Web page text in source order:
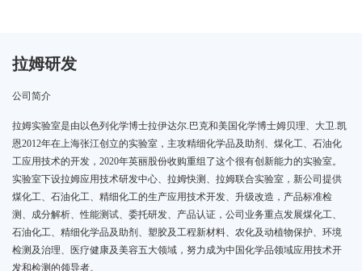
拉姆研发
公司简介
拉姆实验室是由以色列化学博士拉伊达尔.巴克和美国化学博士姆贝理、大卫.凯
恩2012年在上海张江创立的实验室，主攻精细化学品及助剂、煤化工、石油化
工应用技术的开发，2020年英丽股份收购重组了这个很有创新能力的实验室。
实验室下设拉姆应用技术研发中心、拉姆快测、拉姆联合实验室，新公司提供
煤化工、石油化工、精细化工的生产应用技术开发、升级改造，产品标准检
测、成分解析、性能测试、委托研发、产品认证，公司业务重点发展煤化工、
石油化工、精细化学品及助剂、塑胶及工程新材料、农化及动植物保护、环境
检测及治理、医疗健康及美容五大领域，努力成为中国化学品领域应用技术开
发和检测的领导者。